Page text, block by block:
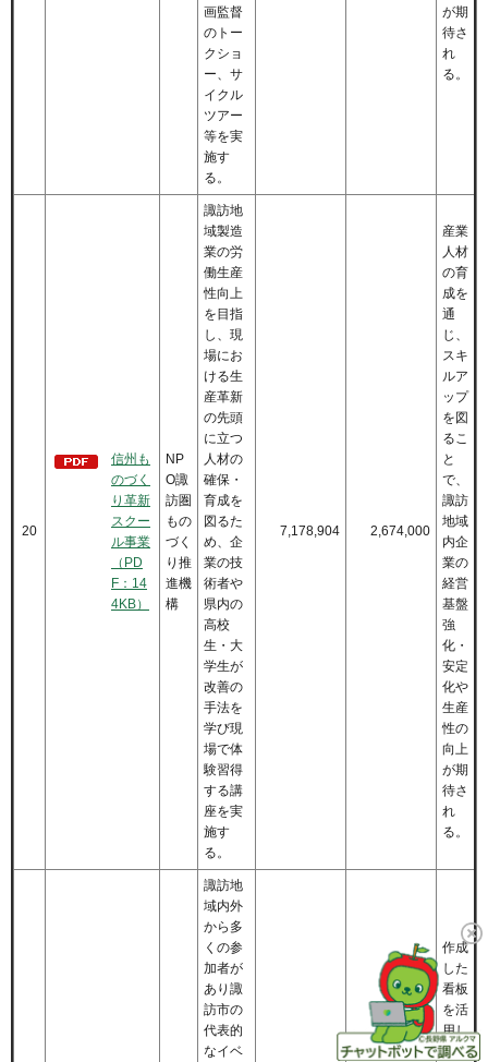
画監督
のトー
クショ
ー、サ
イクル
ツアー
等を実
施す
る。
が期
待さ
れ
る。
20
信州も
のづく
り革新
スクー
ル事業
（PD
F：14
4KB）
NP
O諏
訪圏
もの
づく
り推
進機
構
諏訪地
域製造
業の労
働生産
性向上
を目指
し、現
場にお
ける生
産革新
の先頭
に立つ
人材の
確保・
育成を
図るた
め、企
業の技
術者や
県内の
高校
生・大
学生が
改善の
手法を
学び現
場で体
験習得
する講
座を実
施す
る。
7,178,904 2,674,000
産業
人材
の育
成を
通
じ、
スキ
ルア
ップ
を図
るこ
と
で、
諏訪
地域
内企
業の
経営
基盤
強
化・
安定
化や
生産
性の
向上
が期
待さ
れ
る。
諏訪地
域内外
から多
くの参
加者が
あり諏
訪市の
代表的
なイベ
作成
した
看板
を活
用し
て交